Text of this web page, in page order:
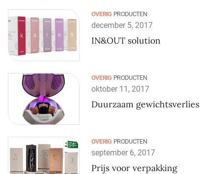
OVERIG PRODUCTEN
december 5, 2017
IN&OUT solution
OVERIG PRODUCTEN
oktober 11, 2017
Duurzaam gewichtsverlies
OVERIG PRODUCTEN
september 6, 2017
Prijs voor verpakking